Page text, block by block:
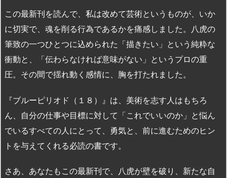
この最新刊を読んで、私は改めて芸術というものが、いか
に切実で、魂を削る行為であるかを痛感しました。八虎の
筆致の一つひとつに込められた「描きたい」という純粋な
衝動と、「伝わらなければ意味がない」というプロの重
圧。その間で揺れ動く感情に、胸を打たれました。
『ブルーピリオド（１８）』は、美術を志す人はもちろ
ん、自分の仕事や目標に対して「これでいいのか」と悩ん
でいるすべての人にとって、勇気と、前に進むためのヒン
トを与えてくれる必読の書です。
さあ、あなたもこの最新刊で、八虎が壁を破り、新たな自